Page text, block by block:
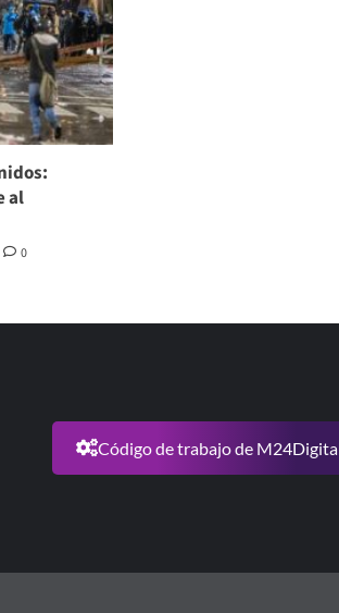
al
0
Código de trabajo de